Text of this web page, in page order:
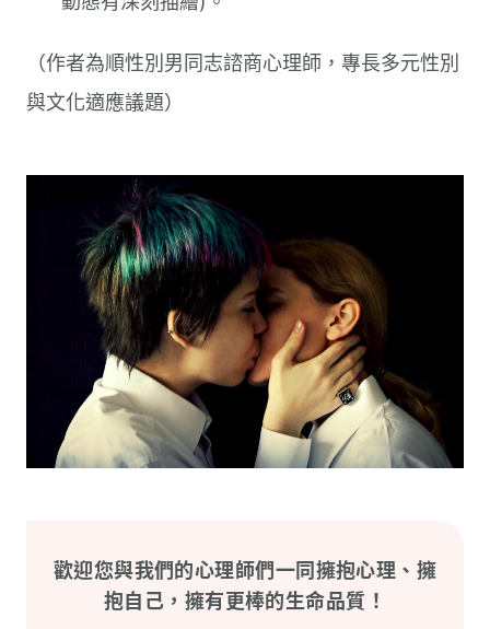
（作者為順性別男同志諮商心理師，專長多元性別
與文化適應議題）
歡迎您與我們的心理師們一同擁抱心理、擁
抱自己，擁有更棒的生命品質！